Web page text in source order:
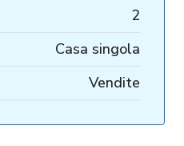
2
Casa singola
Vendite